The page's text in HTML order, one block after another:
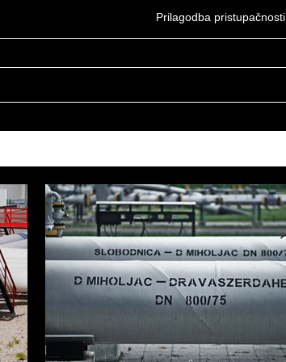
Prilagodba pristupačnosti